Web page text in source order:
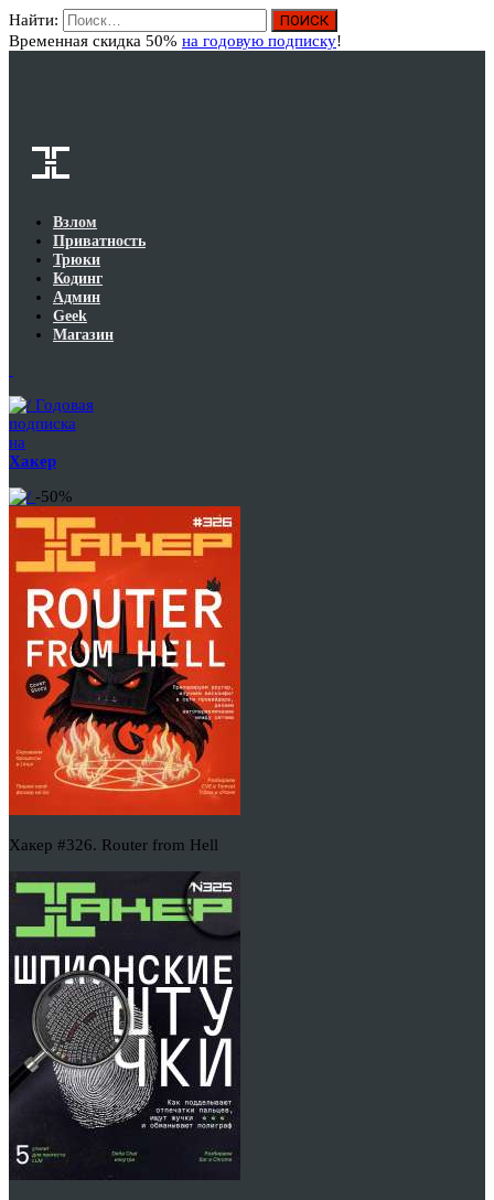
Найти:
Временная скидка 50% на годовую подписку!
Взлом
Приватность
Трюки
Кодинг
Админ
Geek
Магазин
Годовая
подписка
на
Хакер
-50%
Хакер #326. Router from Hell